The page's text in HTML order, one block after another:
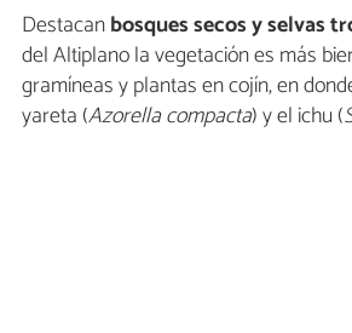
Destacanbosques secos y selvas
del Altiplano la vegetación es más
gramíneas y plantas en cojín, en
yareta (Azorella compacta) y el ichu (